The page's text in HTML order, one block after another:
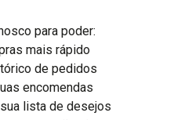
para poder:
mais rápido
de pedidos
encomendas
lista de desejos